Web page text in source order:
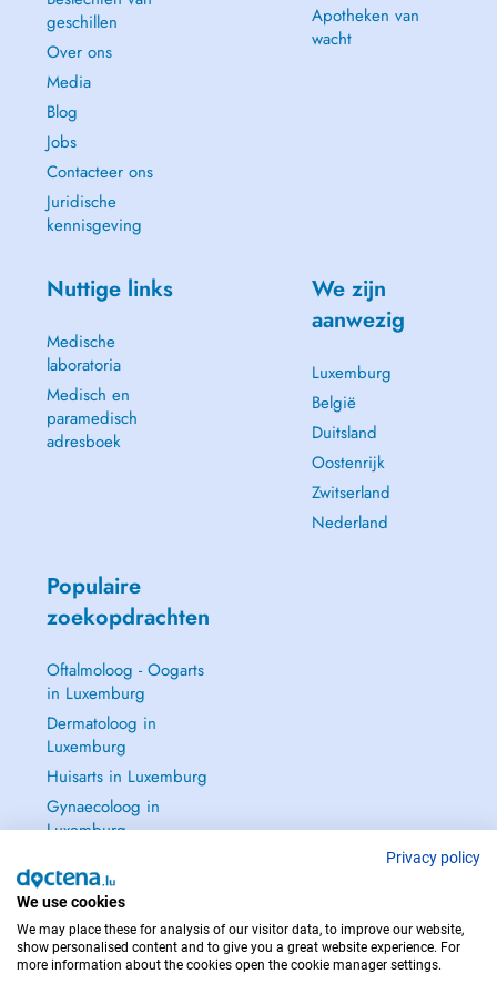
durée de la thérapie est convenue individuellement avec le client et
adaptée à ses capacités.
Il n'y a pas de contre-indications majeures à l'utilisation de la
réflexologie, l'utilisation correcte de ses techniques individuelles ne
provoque pas d'effets secondaires. Il s'agit d'une méthode non
invasive, elle peut donc être utilisée avec succès chez les personnes de
tous âges, tant chez les adultes que chez les enfants.
Optez pour votre santé et prévenez les maladies pour votre corps.
geschillen
Over ons
Media
Blog
Jobs
Contacteer ons
Juridische
kennisgeving
Apotheken van
wacht
Nuttige links
Medische
laboratoria
Medisch en
paramedisch
adresboek
We zijn
aanwezig
Luxemburg
België
Duitsland
Oostenrijk
Zwitserland
Nederland
Populaire
zoekopdrachten
Oftalmoloog - Oogarts
in Luxemburg
Dermatoloog in
Luxemburg
Huisarts in Luxemburg
Gynaecoloog in
Luxemburg
NEEM IN GEVAL VAN NOOD CONTACT OP MET : 112
Privacy policy
We use cookies
We may place these for analysis of our visitor data, to improve our website,
show personalised content and to give you a great website experience. For
more information about the cookies open the cookie manager settings.